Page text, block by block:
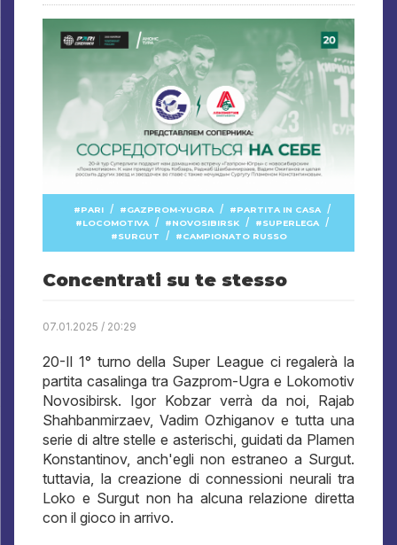
PARI / GAZPROM-YUGRA / PARTITA IN CASA /
LOCOMOTIVA / NOVOSIBIRSK / SUPERLEGA /
SURGUT / CAMPIONATO RUSSO
Concentrati su te stesso
07.01.2025 / 20:29
20-Il 1° turno della Super League ci regalerà la
partita casalinga tra Gazprom-Ugra e Lokomotiv
Novosibirsk. Igor Kobzar verrà da noi, Rajab
Shahbanmirzaev, Vadim Ozhiganov e tutta una
serie di altre stelle e asterischi, guidati da Plamen
Konstantinov, anch'egli non estraneo a Surgut.
tuttavia, la creazione di connessioni neurali tra
Loko e Surgut non ha alcuna relazione diretta
con il gioco in arrivo.